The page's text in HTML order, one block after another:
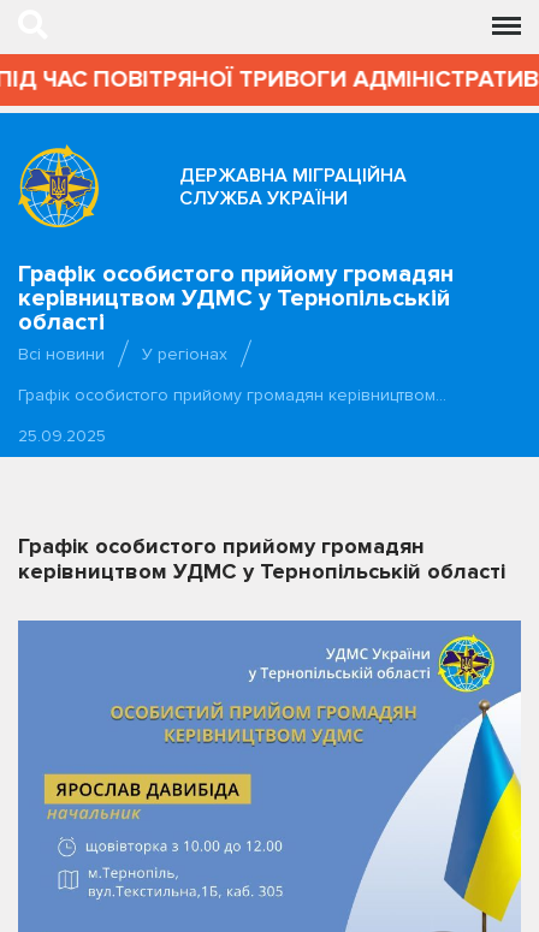
ЧАС ПОВІТРЯНОЇ ТРИВОГИ
ДЕРЖАВНА МІГРАЦІЙНА
СЛУЖБА УКРАЇНИ
Графік особистого прийому громадян
керівництвом УДМС у Тернопільській
області
Всі новини
У регіонах
Графік особистого прийому громадян керівництвом…
25.09.2025
Графік особистого прийому громадян
керівництвом УДМС у Тернопільській області